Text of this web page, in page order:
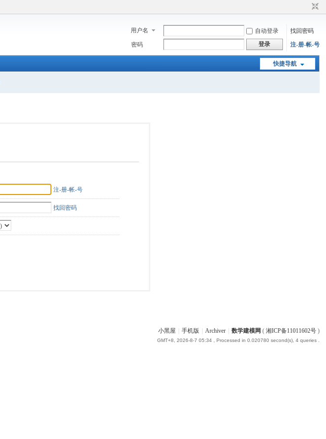
用户名 自动登录
找回密码
密码
登录 注-册-帐-号
快捷导航
注-册-帐-号
找回密码
小黑屋 手机版 Archiver 数学建模网 ( 湘ICP备11011602号)
GMT+8, 2026-8-7 05:34, Processed in 0.020780 second(s), 4 queries .